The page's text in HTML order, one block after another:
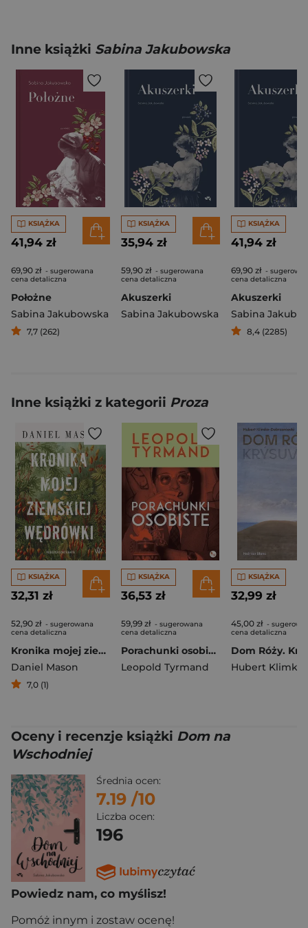
Inne książki Sabina Jakubowska
KSIĄŻKA
41,94 zł
69,90 zł - sugerowana
cena detaliczna
Położne
Sabina Jakubowska
7,7 (262)
KSIĄŻKA
35,94 zł
59,90 zł - sugerowana
cena detaliczna
Akuszerki
Sabina Jakubowska
KSIĄŻKA
41,94 zł
69,90 zł -
cena detaliczna
Akuszerki
Sabina
8,4 (2285)
Inne książki z kategorii Proza
KSIĄŻKA
32,31 zł
52,90 zł - sugerowana
cena detaliczna
Kronika mojej ziemskiej wędrówki
Daniel Mason
7,0 (1)
KSIĄŻKA
36,53 zł
59,99 zł - sugerowana
cena detaliczna
Porachunki osobiste
Leopold Tyrmand
KSIĄŻKA
32,99 zł
45,00 zł -
cena detaliczna
Oceny i recenzje książki Dom na
Wschodniej
Średnia ocen:
7.19 /10
Liczba ocen:
196
Powiedz nam, co myślisz!
Pomóż innym i zostaw ocenę!